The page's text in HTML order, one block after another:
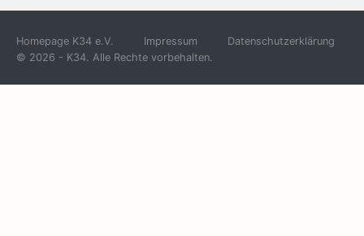
Homepage K34 e.V. Impressum
Datenschutzerklärung
© 2026 - K34. Alle Rechte vorbehalten.